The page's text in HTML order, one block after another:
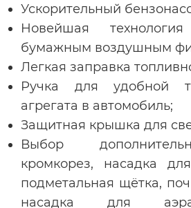
Ускорительный
Новейшая
бумажным воздушным
Легкая заправка
Ручка для удобной
агрегата в автомобиль;
Защитная крышка для
Выбор
кромкорез, насадка
подметальная щётка,
насадка для